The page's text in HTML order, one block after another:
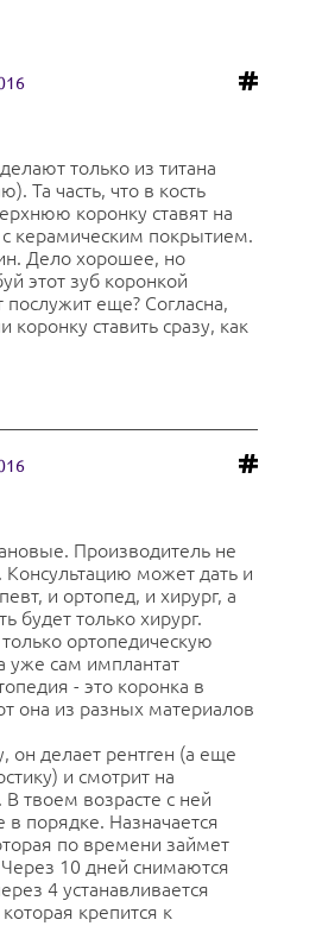
только из титана
Та часть, что в кость
коронку ставят на
с керамическим покрытием.
Дело хорошее, но
этот зуб коронкой
еще? Согласна,
ставить сразу, как
Производитель не
Консультацию может дать и
и ортопед, и хирург, а
будет только хирург.
ортопедическую
уже сам имплантат
- это коронка в
она из разных материалов
он делает рентген (а еще
и смотрит на
В твоем возрасте с ней
порядке. Назначается
по времени займет
10 дней снимаются
4 устанавливается
крепится к